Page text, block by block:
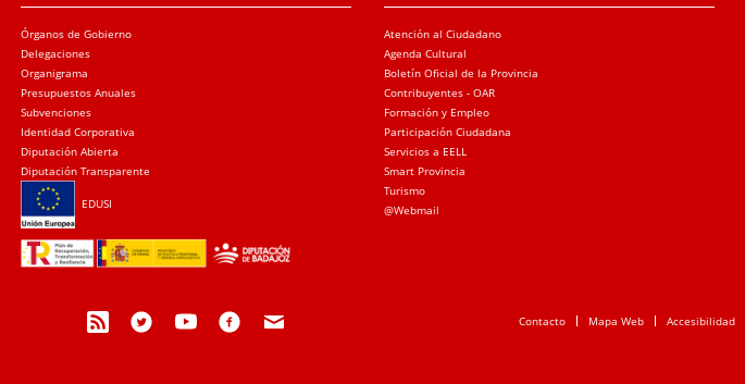
Órganos de Gobierno
Delegaciones
Organigrama
Presupuestos Anuales
Subvenciones
Identidad Corporativa
Diputación Abierta
Diputación Transparente
EDUSI
Atención al Ciudadano
Agenda Cultural
Boletín Oficial de la Provincia
Contribuyentes - OAR
Formación y Empleo
Participación Ciudadana
Servicios a EELL
Smart Provincia
Turismo
@Webmail
Contacto Mapa Web Accesibilidad